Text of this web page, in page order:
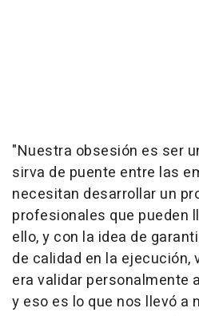
"Nuestra obsesión es ser
sirva de puente entre las
necesitan desarrollar un
profesionales que pueden
ello, y con la idea de
de calidad en la ejecución,
era validar personalmente
y eso es lo que nos llevó a